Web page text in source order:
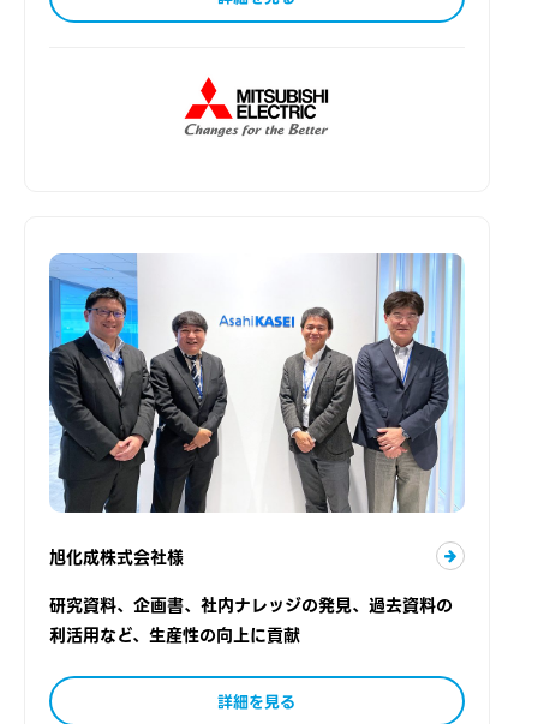
旭化成株式会社様
研究資料、企画書、社内ナレッジの発見、過去資料の
利活用など、生産性の向上に貢献
詳細を見る